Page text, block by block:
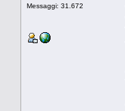
Messaggi: 31.672